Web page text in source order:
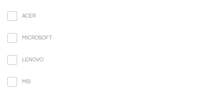
ACER
MICROSOFT
LENOVO
MSI